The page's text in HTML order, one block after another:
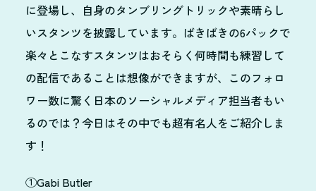
に登場し、自身のタンブリングトリックや素晴らし
いスタンツを披露しています。ばきばきの6パックで
楽々とこなすスタンツはおそらく何時間も練習して
の配信であることは想像ができますが、このフォロ
ワー数に驚く日本のソーシャルメディア担当者もい
るのでは？今日はその中でも超有名人をご紹介しま
す！
①Gabi Butler